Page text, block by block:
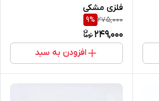
فلزی مشکی
275,000
9%
249,000
افزودن به سبد